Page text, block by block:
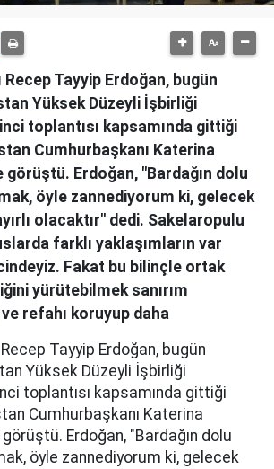
Recep Tayyip Erdoğan, bugün
Yüksek Düzeyli İşbirliği
toplantısı kapsamında gittiği
Cumhurbaşkanı Katerina
Erdoğan, "Bardağın dolu
öyle zannediyorum ki, gelecek
olacaktır" dedi. Sakelaropulu
farklı yaklaşımların var
Fakat bu bilinçle ortak
yürütebilmek sanırım
refahı koruyup daha
Tayyip Erdoğan, bugün
Yüksek Düzeyli İşbirliği
toplantısı kapsamında gittiği
Cumhurbaşkanı Katerina
Erdoğan, "Bardağın dolu
öyle zannediyorum ki, gelecek